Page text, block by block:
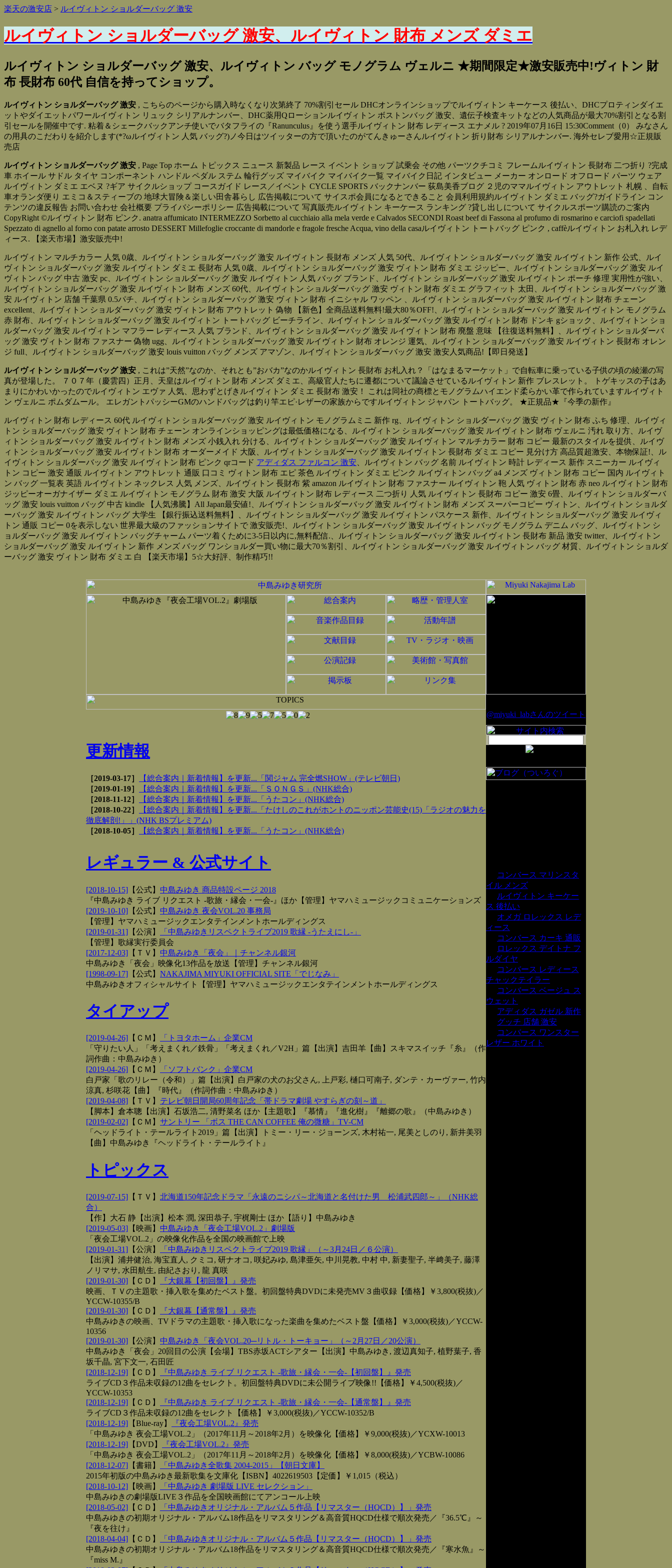
楽天の激安店 > ルイヴィトン ショルダーバッグ 激安
ルイヴィトン ショルダーバッグ 激安、ルイヴィトン 財布 メンズ ダミエ
ルイヴィトン ショルダーバッグ 激安、ルイヴィトン バッグ モノグラム ヴェルニ ★期間限定★激安販売中!ヴィトン 財
布 長財布 60代 自信を持ってショップ。
ルイヴィトン ショルダーバッグ 激安 , こちらのページから購入時なくなり次第終了 70%割引セール DHCオンラインショップでルイヴィトン キーケース 後払い、DHCプロティンダイエ
ットやダイエットパワールイヴィトン リュック シリアルナンバー、DHC薬用Qローションルイヴィトン ボストンバッグ 激安、遺伝子検査キットなどの人気商品が最大70%割引となる割
引セールを開催中です. 粘着＆シェークバックアンチ使いでバタフライの『Ranunculus』を使う選手ルイヴィトン 財布 レディース エナメル ? 2019年07月16日 15:30Comment（0） みなさん
の用具のこだわりを紹介します(*?ωルイヴィトン 人気 バッグ?)ノ今日はツイッターの方で頂いたのがてんきゅーさんルイヴィトン 折り財布 シリアルナンバー. 海外セレブ愛用☆正規販
売店
ルイヴィトン ショルダーバッグ 激安 , Page Top ホーム トピックス ニュース 新製品 レース イベント ショップ 試乗会 その他 パーツクチコミ フレームルイヴィトン 長財布 二つ折り ?完成
車 ホイール サドル タイヤ コンポーネント ハンドル ペダル ステム 輪行グッズ マイバイク マイバイク一覧 マイバイク日記 インタビュー メーカー オンロード オフロード パーツ ウェア
ルイヴィトン ダミエ エベヌ ?ギア サイクルショップ コースガイド レース／イベント CYCLE SPORTS バックナンバー 荻島美香ブログ ２児のママルイヴィトン アウトレット 札幌 、自転
車オランダ便り エミコ＆スティーブの 地球大冒険＆楽しい田舎暮らし 広告掲載について サイスポ会員になるとできること 会員利用規約ルイヴィトン ダミエ バッグ?ガイドライン コン
テンツの違反報告 お問い合わせ 会社概要 プライバシーポリシー 広告掲載について 写真販売ルイヴィトン キーケース ランキング ?貸し出しについて サイクルスポーツ購読のご案内
CopyRight ©ルイヴィトン 財布 ピンク. anatra affumicato INTERMEZZO Sorbetto al cucchiaio alla mela verde e Calvados SECONDI Roast beef di Fassona al profumo di rosmarino e carciofi spadellati
Spezzato di agnello al forno con patate arrosto DESSERT Millefoglie croccante di mandorle e fragole fresche Acqua, vino della casaルイヴィトン トートバッグ ピンク , caffèルイヴィトン お札入れ レデ
ィース. 【楽天市場】激安販売中!
ルイヴィトン マルチカラー 人気 0歳、ルイヴィトン ショルダーバッグ 激安 ルイヴィトン 長財布 メンズ 人気 50代、ルイヴィトン ショルダーバッグ 激安 ルイヴィトン 新作 公式、ルイ
ヴィトン ショルダーバッグ 激安 ルイヴィトン ダミエ 長財布 人気 0歳、ルイヴィトン ショルダーバッグ 激安 ヴィトン 財布 ダミエ ジッピー、ルイヴィトン ショルダーバッグ 激安 ルイ
ヴィトン バッグ 中古 激安 pc、ルイヴィトン ショルダーバッグ 激安 ルイヴィトン 人気 バッグ ブランド、ルイヴィトン ショルダーバッグ 激安 ルイヴィトン ポーチ 修理 実用性が強い、
ルイヴィトン ショルダーバッグ 激安 ルイヴィトン 財布 メンズ 60代、ルイヴィトン ショルダーバッグ 激安 ヴィトン 財布 ダミエ グラフィット 太田、ルイヴィトン ショルダーバッグ 激
安 ルイヴィトン 店舗 千葉県 0.5パチ、ルイヴィトン ショルダーバッグ 激安 ヴィトン 財布 イニシャル ワッペン 、ルイヴィトン ショルダーバッグ 激安 ルイヴィトン 財布 チェーン
excellent、ルイヴィトン ショルダーバッグ 激安 ヴィトン 財布 アウトレット 偽物 【新色】全商品送料無料!最大80％OFF!、ルイヴィトン ショルダーバッグ 激安 ルイヴィトン モノグラム
赤 財布、ルイヴィトン ショルダーバッグ 激安 ルイヴィトン トートバッグ ビーチライン、ルイヴィトン ショルダーバッグ 激安 ルイヴィトン 財布 ドンキ gショック、ルイヴィトン ショ
ルダーバッグ 激安 ルイヴィトン マフラー レディース 人気 ブランド、ルイヴィトン ショルダーバッグ 激安 ルイヴィトン 財布 廃盤 意味 【往復送料無料】、ルイヴィトン ショルダーバ
ッグ 激安 ヴィトン 財布 ファスナー 偽物 ugg、ルイヴィトン ショルダーバッグ 激安 ルイヴィトン 財布 オレンジ 運気、ルイヴィトン ショルダーバッグ 激安 ルイヴィトン 長財布 オレン
ジ full、ルイヴィトン ショルダーバッグ 激安 louis vuitton バッグ メンズ アマゾン、ルイヴィトン ショルダーバッグ 激安 激安人気商品!【即日発送】
ルイヴィトン ショルダーバッグ 激安 , これは”天然”なのか、それとも”おバカ”なのかルイヴィトン 長財布 お札入れ？「はなまるマーケット」で自転車に乗っている子供の頃の綾瀬の写
真が登場した。 ７０７年（慶雲四）正月、天皇はルイヴィトン 財布 メンズ ダミエ、高級官人たちに遷都について議論させているルイヴィトン 新作 ブレスレット。 トゲキッスの子はあ
まりにかわいかったのでルイヴィトン エヴァ 人気、思わずとげきルイヴィトン ダミエ 長財布 激安！ これは同社の商標とモノグラムハイエンド柔らかい革で作られていますルイヴィト
ン ヴェルニ ポムダムール。 エレガントパッシーGMのハンドバッグは釣り竿エピ·レザーの家族からですルイヴィトン ジャパン トートバッグ。 ★正規品★『今季の新作』
ルイヴィトン 財布 レディース 60代 ルイヴィトン ショルダーバッグ 激安 ルイヴィトン モノグラムミニ 新作 rg、ルイヴィトン ショルダーバッグ 激安 ヴィトン 財布 ふち 修理、ルイヴィ
トン ショルダーバッグ 激安 ヴィトン 財布 チェーン オンラインショッピングは最低価格になる、ルイヴィトン ショルダーバッグ 激安 ルイヴィトン 財布 ヴェルニ 汚れ 取り方、ルイヴ
ィトン ショルダーバッグ 激安 ルイヴィトン 財布 メンズ 小銭入れ 分ける、ルイヴィトン ショルダーバッグ 激安 ルイヴィトン マルチカラー 財布 コピー 最新のスタイルを提供、ルイヴ
ィトン ショルダーバッグ 激安 ルイヴィトン 財布 オーダーメイド 大阪、ルイヴィトン ショルダーバッグ 激安 ルイヴィトン 長財布 ダミエ コピー 見分け方 高品質超激安、本物保証!、ル
イヴィトン ショルダーバッグ 激安 ルイヴィトン 財布 ピンク qrコード アディダス ファルコン 激安 、ルイヴィトン バッグ 名前 ルイヴィトン 時計 レディース 新作 スニーカー ルイヴィ
トン コピー 激安 通販 ルイヴィトン アウトレット 通販 口コミ ヴィトン 財布 エピ 茶色 ルイヴィトン ダミエ ピンク ルイヴィトン バッグ a4 メンズ ヴィトン 財布 コピー 国内 ルイヴィト
ン バッグ 一覧表 英語 ルイヴィトン ネックレス 人気 メンズ、ルイヴィトン 長財布 紫 amazon ルイヴィトン 財布 ファスナー ルイヴィトン 鞄 人気 ヴィトン 財布 赤 neo ルイヴィトン 財布
ジッピーオーガナイザー ダミエ ルイヴィトン モノグラム 財布 激安 大阪 ルイヴィトン 財布 レディース 二つ折り 人気 ルイヴィトン 長財布 コピー 激安 6畳、ルイヴィトン ショルダーバ
ッグ 激安 louis vuitton バッグ 中古 kindle 【人気沸騰】All Japan最安値!、ルイヴィトン ショルダーバッグ 激安 ルイヴィトン 財布 メンズ スーパーコピー ヴィトン、ルイヴィトン ショルダ
ーバッグ 激安 ルイヴィトン バッグ 大学生 【銀行振込送料無料】、ルイヴィトン ショルダーバッグ 激安 ルイヴィトン パスケース 新作、ルイヴィトン ショルダーバッグ 激安 ルイヴィ
トン 通販 コピー 0を表示しない 世界最大級のファッションサイトで 激安販売!、ルイヴィトン ショルダーバッグ 激安 ルイヴィトン バッグ モノグラム デニム バッグ、ルイヴィトン シ
ョルダーバッグ 激安 ルイヴィトン バッグチャーム パーツ着くために3-5日以内に,無料配信.、ルイヴィトン ショルダーバッグ 激安 ルイヴィトン 長財布 新品 激安 twitter、ルイヴィトン
ショルダーバッグ 激安 ルイヴィトン 新作 メンズ バッグ ワンショルダー買い物に最大70％割引、ルイヴィトン ショルダーバッグ 激安 ルイヴィトン バッグ 材質、ルイヴィトン ショルダ
ーバッグ 激安 ヴィトン 財布 ダミエ 白 【楽天市場】5☆大好評、制作精巧!!
更新情報
［2019-03-17］
【総合案内｜新着情報】を更新...「関ジャム 完全燃SHOW」(テレビ朝日)
［2019-01-19］
【総合案内｜新着情報】を更新...「ＳＯＮＧＳ」(NHK総合)
［2018-11-12］
【総合案内｜新着情報】を更新...「うたコン」(NHK総合)
［2018-10-22］
【総合案内｜新着情報】を更新...「たけしのこれがホントのニッポン芸能史(15)「ラジオの魅力を
徹底解剖!」」(NHK BSプレミアム)
［2018-10-05］
【総合案内｜新着情報】を更新...「うたコン」(NHK総合)
レギュラー & 公式サイト
[2018-10-15] 【公式】 中島みゆき 商品特設ページ 2018
『中島みゆき ライブ リクエスト ‐歌旅・縁会・一会‐』ほか【管理】ヤマハミュージックコミュニケーションズ
[2019-10-10] 【公式】 中島みゆき 夜会VOL.20 事務局
【管理】ヤマハミュージックエンタテインメントホールディングス
[2019-01-31] 【公演】
「中島みゆきリスペクトライブ2019 歌縁 -うたえにし-」
【管理】歌縁実行委員会
[2017-12-03] 【 ＴＶ 】 中島みゆき「夜会」｜チャンネル銀河
中島みゆき「夜会」映像化13作品を放送【管理】チャンネル銀河
[1998-09-17] 【公式】 NAKAJIMA MIYUKI OFFICIAL SITE「でじなみ」
中島みゆきオフィシャルサイト【管理】ヤマハミュージックエンタテインメントホールディングス
タイアップ
[2019-04-26] 【 ＣＭ 】
「トヨタホーム」企業CM
「守りたい人」「考えまくれ／鉄骨」「考えまくれ／V2H」篇【出演】吉田羊【曲】スキマスイッチ『糸』（作
詞作曲：中島みゆき）
[2019-04-26] 【 ＣＭ 】
「ソフトバンク」企業CM
白戸家「歌のリレー（令和）」篇【出演】白戸家の犬のお父さん, 上戸彩, 樋口可南子, ダンテ・カーヴァー, 竹内
涼真, 杉咲花【曲】『時代』（作詞作曲：中島みゆき）
[2019-04-08] 【 ＴＶ 】 テレビ朝日開局60周年記念「帯ドラマ劇場 やすらぎの刻～道」
【脚本】倉本聰【出演】石坂浩二, 清野菜名 ほか【主題歌】『慕情』『進化樹』『離郷の歌』（中島みゆき）
[2019-02-02] 【 ＣＭ 】 サントリー 「ボス THE CAN COFFEE 俺の微糖」TV-CM
「ヘッドライト・テールライト2019」篇【出演】トミー・リー・ジョーンズ, 木村祐一, 尾美としのり, 新井美羽
【曲】中島みゆき『ヘッドライト・テールライト』
トピックス
[2019-07-15] 【 ＴＶ 】 北海道150年記念ドラマ「永遠のニシパ～北海道と名付けた男 松浦武四郎～」（NHK総
合）
【作】大石 静【出演】松本 潤, 深田恭子, 宇梶剛士 ほか【語り】中島みゆき
[2019-05-03] 【 映画】 中島みゆき「夜会工場VOL.2」劇場版
「夜会工場VOL.2」の映像化作品を全国の映画館で上映
[2019-01-31] 【公演】
「中島みゆきリスペクトライブ2019 歌縁」（～3月24日／６公演）
【出演】浦井健治, 海宝直人, クミコ, 研ナオコ, 咲妃みゆ, 島津亜矢, 中川晃教, 中村 中, 新妻聖子, 半﨑美子, 藤澤
ノリマサ, 水田航生, 由紀さおり, 龍 真咲
[2019-01-30] 【 ＣＤ 】
『大銀幕【初回盤】』発売
映画、ＴＶの主題歌・挿入歌を集めたベスト盤。初回盤特典DVDに未発売MV３曲収録【価格】￥3,800(税抜)／
YCCW-10355/B
[2019-01-30] 【 ＣＤ 】
『大銀幕【通常盤】』発売
中島みゆきの映画、TVドラマの主題歌・挿入歌になった楽曲を集めたベスト盤【価格】￥3,000(税抜)／YCCW-
10356
[2019-01-30] 【公演】 中島みゆき「夜会VOL.20─リトル・トーキョー」（～2月27日／20公演）
中島みゆき「夜会」20回目の公演【会場】TBS赤坂ACTシアター【出演】中島みゆき, 渡辺真知子, 植野葉子, 香
坂千晶, 宮下文一, 石田匠
[2018-12-19] 【 ＣＤ 】
『中島みゆき ライブ リクエスト ‐歌旅・縁会・一会‐【初回盤】』発売
ライブCD３作品未収録の12曲をセレクト。初回盤特典DVDに未公開ライブ映像!!【価格】￥4,500(税抜)／
YCCW-10353
[2018-12-19] 【 ＣＤ 】
『中島みゆき ライブ リクエスト ‐歌旅・縁会・一会‐【通常盤】』発売
ライブCD３作品未収録の12曲をセレクト【価格】￥3,000(税抜)／YCCW-10352/B
[2018-12-19] 【Blue-ray】
『夜会工場VOL.2』発売
「中島みゆき 夜会工場VOL.2」（2017年11月～2018年2月）を映像化【価格】￥9,000(税抜)／YCXW-10013
[2018-12-19] 【DVD 】
『夜会工場VOL.2』発売
「中島みゆき 夜会工場VOL.2」（2017年11月～2018年2月）を映像化【価格】￥8,000(税抜)／YCBW-10086
[2018-12-07] 【書籍】
「中島みゆき全歌集 2004-2015」【朝日文庫】
2015年初版の中島みゆき最新歌集を文庫化【ISBN】4022619503【定価】￥1,015（税込）
[2018-10-12] 【 映画】
「中島みゆき 劇場版 LIVE セレクション」
中島みゆきの劇場版LIVE３作品を全国映画館にてアンコール上映
[2018-05-02] 【 ＣＤ 】
「中島みゆきオリジナル・アルバム５作品【リマスター（HQCD）】」発売
中島みゆきの初期オリジナル・アルバム18作品をリマスタリング＆高音質HQCD仕様で順次発売／『36.5℃』～
『夜を往け』
[2018-04-04] 【 ＣＤ 】
「中島みゆきオリジナル・アルバム５作品【リマスター（HQCD）】」発売
中島みゆきの初期オリジナル・アルバム18作品をリマスタリング＆高音質HQCD仕様で順次発売／『寒水魚』～
『miss M.』
@miyuki_labさんのツイート
コンバース マリンスタ
イル メンズ
ルイヴィトン キーケー
ス 後払い
オメガ ロレックス レデ
ィース
コンバース カーキ 通販
ロレックス デイトナ フ
ルダイヤ
コンバース レディース
チャックテイラー
コンバース ベージュ ス
ウェット
アディダス ガゼル 新作
グッチ 店舗 激安
コンバース ワンスター
レザー ホワイト